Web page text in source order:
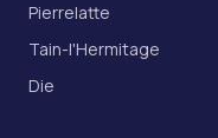
Pierrelatte
Tain-l'Hermitage
Die